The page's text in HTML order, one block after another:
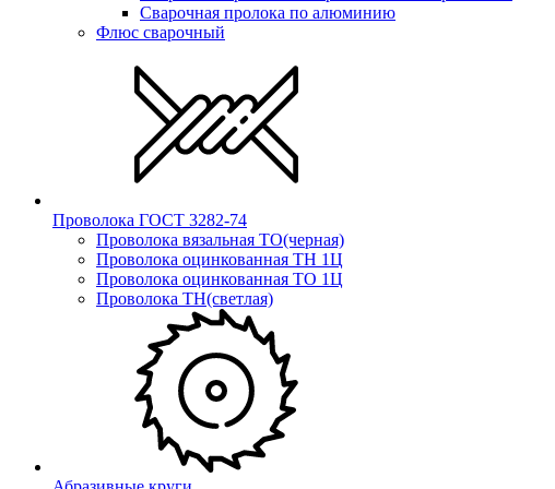
Сварочная пролока по алюминию
Флюс сварочный
Проволока ГОСТ 3282-74
Проволока вязальная ТО(черная)
Проволока оцинкованная ТН 1Ц
Проволока оцинкованная ТО 1Ц
Проволока ТН(светлая)